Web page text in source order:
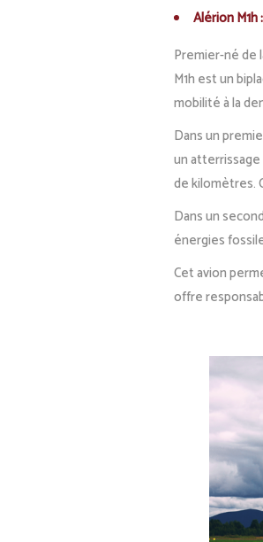
Alérion
Premier-né de
M1h est un
mobilité à la
Dans un
un
de kilomètres.
Dans un
énergies
Cet avion
offre